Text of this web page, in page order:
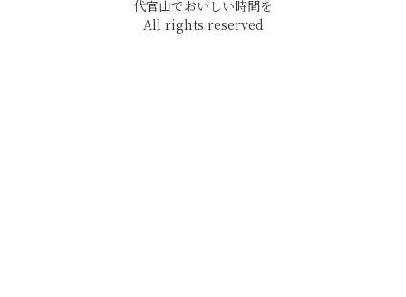
代官山でおいしい時間を
All rights reserved